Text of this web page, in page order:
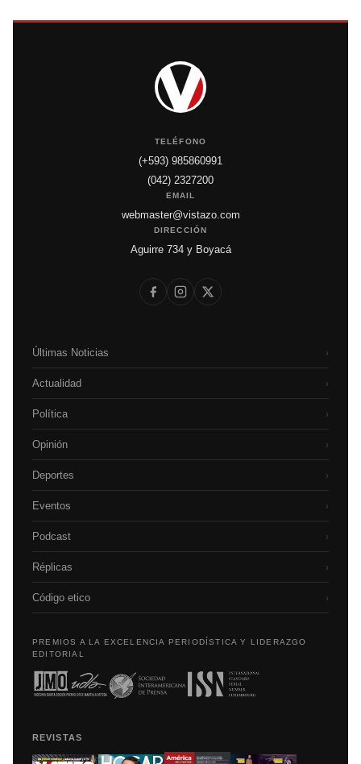
TELÉFONO
(+593) 985860991
(042) 2327200
EMAIL
webmaster@vistazo.com
DIRECCIÓN
Aguirre 734 y Boyacá
Últimas Noticias ›
Actualidad ›
Política ›
Opinión ›
Deportes ›
Eventos ›
Podcast ›
Réplicas ›
Código etico ›
PREMIOS A LA EXCELENCIA PERIODÍSTICA Y LIDERAZGO
EDITORIAL
REVISTAS